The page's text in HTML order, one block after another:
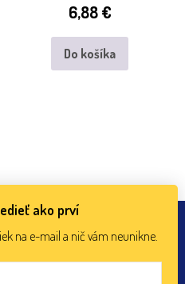
6,88€
Do košíka
ako prví
na e-mail a nič vám neunikne.